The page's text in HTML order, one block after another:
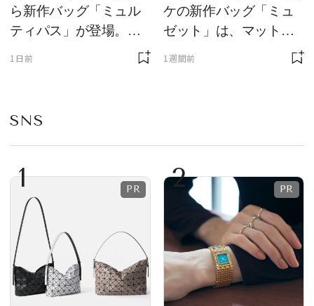
ら新作バッグ「ミュル
ティパス」が登場。ミ
ニサイズもラインナッ
1日前
ケの新作バッグ「ミュ
ゼット」は、マットな
1週間前
SNS
1 2